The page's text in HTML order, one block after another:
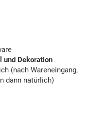
und Dekoration
(nach Wareneingang,
dann natürlich)